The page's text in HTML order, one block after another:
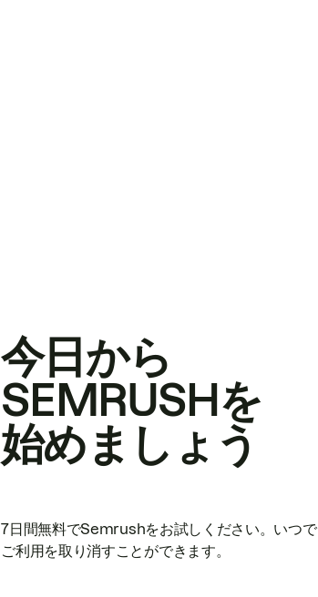
今日から
SEMRUSHを
始めましょう
7日間無料でSemrushをお試しください。いつ
ご利用を取り消すことができます。